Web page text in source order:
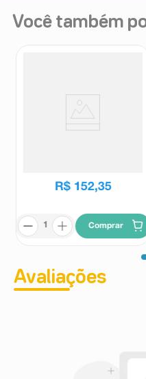
Você também
R$ 152,35
Comprar
Avaliações